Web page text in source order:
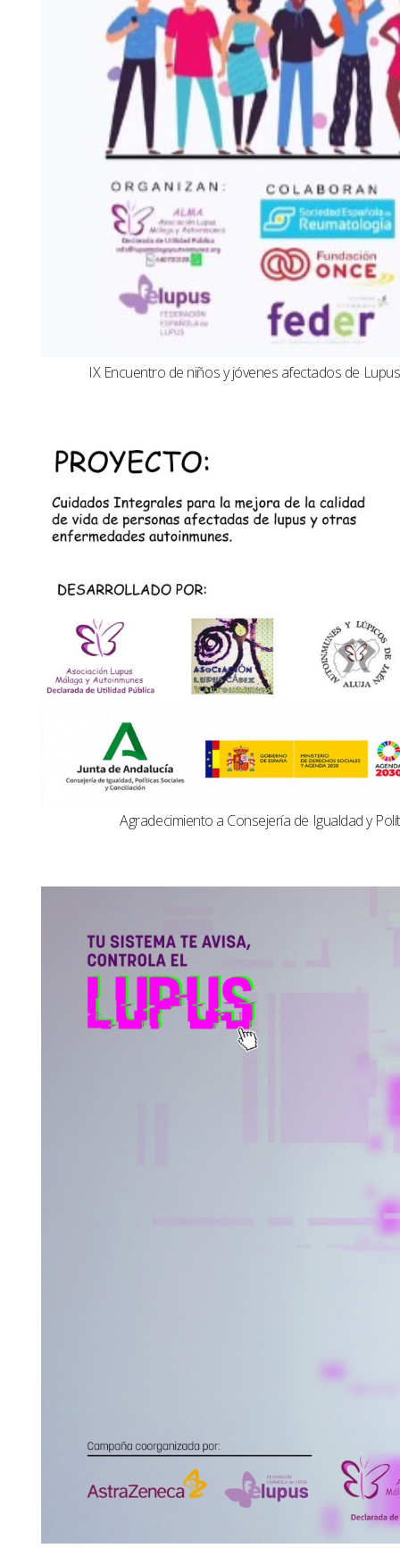
IX Encuentro de niños y jóvenes afectados de
Agradecimiento a Consejería de Igualdad y